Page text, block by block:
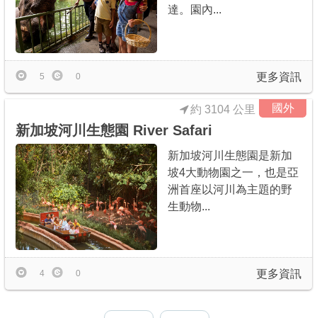
達。園內...
更多資訊
5 0
國外
約 3104 公里
新加坡河川生態園 River Safari
新加坡河川生態園是新加
坡4大動物園之一，也是亞
洲首座以河川為主題的野
生動物...
更多資訊
4 0